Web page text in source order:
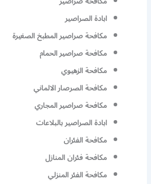
ابادة الصراصير
مكافحة صراصير المطبخ الصغيرة
مكافحة صراصير الحمام
مكافحة الزهيوي
مكافحة الصرصار الالماني
مكافحة صراصير المجاري
ابادة الصراصير بالبلاعات
مكافحة الفئران
مكافحة فئران المنازل
مكافحة الفئر المنزلي